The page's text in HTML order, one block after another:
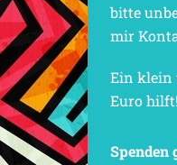
bitte
mir
Ein klein
Euro hilft!
Spenden